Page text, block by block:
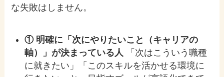
な失敗はしません。
① 明確に「次にやりたいこと（キャリアの
軸）」が決まっている人 「次はこういう職種
に就きたい」「このスキルを活かせる環境に